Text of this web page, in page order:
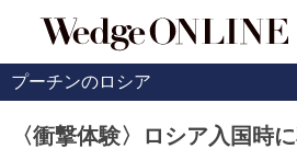
プーチンのロシア
〈衝撃体験〉ロシア入国時